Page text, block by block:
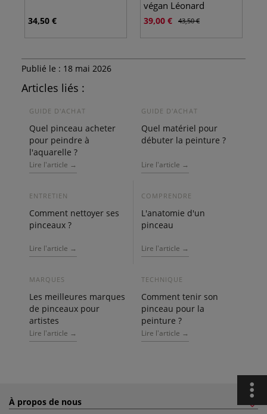
34,50 €
végan Léonard
39,00 € 43,50 €
Publié le : 18 mai 2026
Articles liés :
GUIDE D'ACHAT
Quel pinceau acheter
pour peindre à
l'aquarelle ?
Lire l'article →
GUIDE D'ACHAT
Quel matériel pour
débuter la peinture ?
Lire l'article →
ENTRETIEN
Comment nettoyer ses
pinceaux ?
Lire l'article →
COMPRENDRE
L'anatomie d'un
pinceau
Lire l'article →
MARQUES
Les meilleures marques
de pinceaux pour
artistes
Lire l'article →
TECHNIQUE
Comment tenir son
pinceau pour la
peinture ?
Lire l'article →
À propos de nous